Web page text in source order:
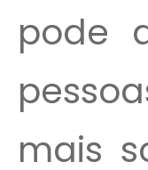
pode
mais